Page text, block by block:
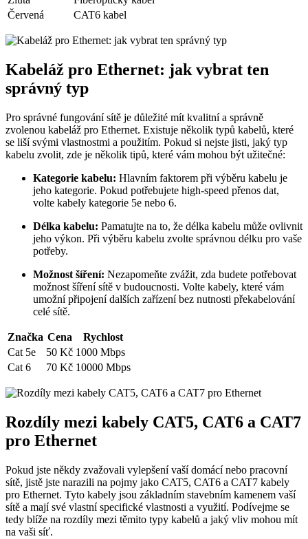
Červená
CAT6 kabel
Kabeláž pro Ethernet: jak vybrat ten
správný typ
Pro správné fungování sítě je důležité mít kvalitní a správně
zvolenou kabeláž pro Ethernet. Existuje několik typů kabelů, které
se liší svými vlastnostmi a použitím. Pokud si nejste jisti, jaký typ
kabelu zvolit, zde je několik tipů, které vám mohou být užitečné:
Kategorie kabelu: Hlavním faktorem při výběru kabelu je
jeho kategorie. Pokud potřebujete high-speed přenos dat,
volte kabely kategorie 5e nebo 6.
Délka kabelu: Pamatujte na to, že délka kabelu může ovlivnit
jeho výkon. Při výběru kabelu zvolte správnou délku pro vaše
potřeby.
Možnost šíření: Nezapomeňte zvážit, zda budete potřebovat
možnost šíření sítě v budoucnosti. Volte kabely, které vám
umožní připojení dalších zařízení bez nutnosti překabelování
celé sítě.
Značka Cena
Rychlost
Cat 5e
50 Kč 1000 Mbps
Cat 6
70 Kč 10000 Mbps
Rozdíly mezi kabely CAT5, CAT6 a CAT7
pro Ethernet
Pokud jste někdy zvažovali vylepšení vaší domácí nebo pracovní
sítě, jistě jste narazili na pojmy jako CAT5, CAT6 a CAT7 kabely
pro Ethernet. Tyto kabely jsou základním stavebním kamenem vaší
sítě a mají své vlastní specifické vlastnosti a využití. Podívejme se
tedy blíže na rozdíly mezi těmito typy kabelů a jaký vliv mohou mít
na vaši síť.